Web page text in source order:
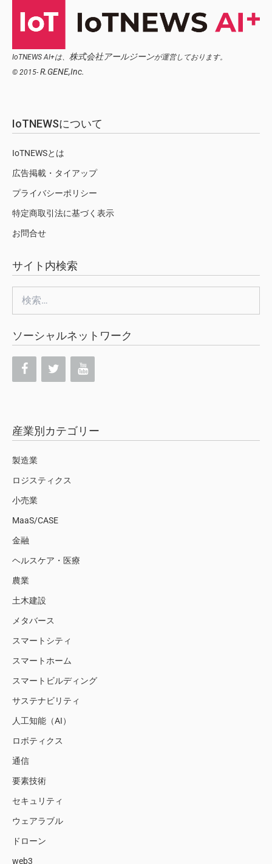
IoTNEWS AI+は、 株式会社アールジーンが運営しております。
© 2015- R.GENE,Inc.
IoTNEWSについて
IoTNEWSとは
広告掲載・タイアップ
プライバシーポリシー
特定商取引法に基づく表示
お問合せ
サイト内検索
索:
ソーシャルネットワーク
産業別カテゴリー
製造業
ロジスティクス
小売業
MaaS/CASE
金融
ヘルスケア・医療
農業
土木建設
メタバース
スマートシティ
スマートホーム
スマートビルディング
サステナビリティ
人工知能（AI）
ロボティクス
通信
要素技術
セキュリティ
ウェアラブル
ドローン
web3